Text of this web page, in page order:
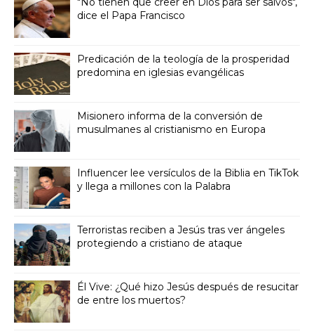
dice el Papa Francisco
Predicación de la teología de la prosperidad
predomina en iglesias evangélicas
Misionero informa de la conversión de
musulmanes al cristianismo en Europa
Influencer lee versículos de la Biblia en TikTok
y llega a millones con la Palabra
Terroristas reciben a Jesús tras ver ángeles
protegiendo a cristiano de ataque
Él Vive: ¿Qué hizo Jesús después de resucitar
de entre los muertos?